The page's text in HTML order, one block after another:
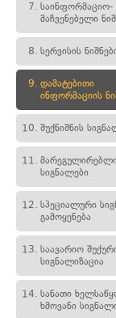
7. საინფორმაციო-
მაჩვენებელი
8. სერვისის
9. დამატებითი
ინფორმაციის
10. შუქნიშნის
11.
სიგნალები
12. სპეციალური
გამოყენება
13. საავარიო
სიგნალიზაცია
14. სანათი
ხმოვანი